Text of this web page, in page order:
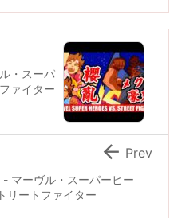
・スーパ
ァイター
マーヴル・スーパーヒー
リートファイター
 Prev